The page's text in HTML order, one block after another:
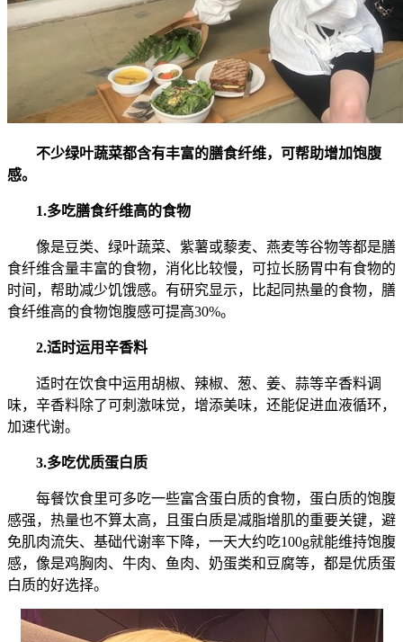
不少绿叶蔬菜都含有丰富的膳食纤维，可帮助增加饱腹
感。
1.多吃膳食纤维高的食物
像是豆类、绿叶蔬菜、紫薯或藜麦、燕麦等谷物等都是膳
食纤维含量丰富的食物，消化比较慢，可拉长肠胃中有食物的
时间，帮助减少饥饿感。有研究显示，比起同热量的食物，膳
食纤维高的食物饱腹感可提高30%。
2.适时运用辛香料
适时在饮食中运用胡椒、辣椒、葱、姜、蒜等辛香料调
味，辛香料除了可刺激味觉，增添美味，还能促进血液循环，
加速代谢。
3.多吃优质蛋白质
每餐饮食里可多吃一些富含蛋白质的食物，蛋白质的饱腹
感强，热量也不算太高，且蛋白质是减脂增肌的重要关键，避
免肌肉流失、基础代谢率下降，一天大约吃100g就能维持饱腹
感，像是鸡胸肉、牛肉、鱼肉、奶蛋类和豆腐等，都是优质蛋
白质的好选择。